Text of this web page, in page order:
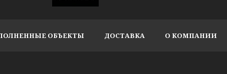
ОБЪЕКТЫ ДОСТАВКА О КОМПАНИИ